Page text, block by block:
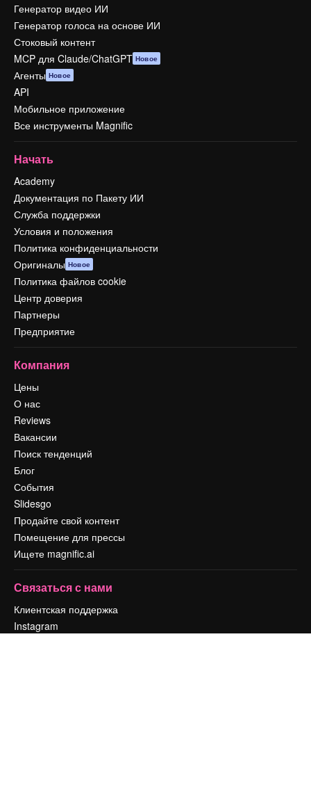
Генератор видео ИИ
Генератор голоса на основе ИИ
Стоковый контент
MCP для Claude/ChatGPT Новое
Агенты Новое
API
Мобильное приложение
Все инструменты Magnific
Начать
Academy
Документация по Пакету ИИ
Служба поддержки
Условия и положения
Политика конфиденциальности
Оригиналы Новое
Политика файлов cookie
Центр доверия
Партнеры
Предприятие
Компания
Цены
О нас
Reviews
Вакансии
Поиск тенденций
Блог
События
Slidesgo
Продайте свой контент
Помещение для прессы
Ищете magnific.ai
Связаться с нами
Клиентская поддержка
Instagram